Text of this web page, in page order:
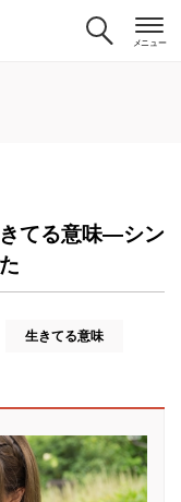
てる意味―シン
生きてる意味